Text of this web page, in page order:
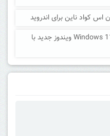
دانلود Windows 11 25H2 Build 27774.1000 ویندوز جدید با